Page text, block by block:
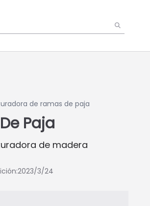
de ramas de paja
Paja
de madera
3/24